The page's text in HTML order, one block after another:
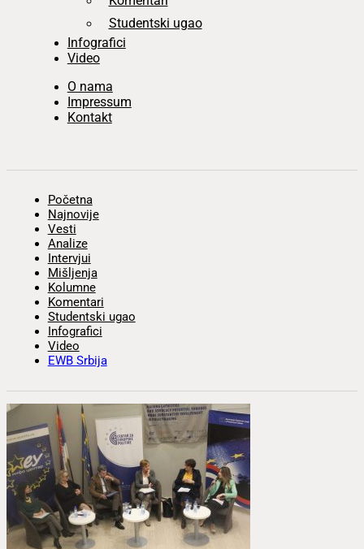
Studentski ugao
Infografici
Video
O nama
Impressum
Kontakt
Početna
Najnovije
Vesti
Analize
Intervjui
Mišljenja
Kolumne
Komentari
Studentski ugao
Infografici
Video
EWB Srbija